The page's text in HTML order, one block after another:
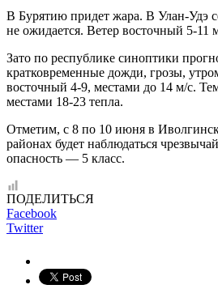
В Бурятию придет жара. В Улан-Удэ
не ожидается. Ветер восточный 5-11
Зато по республике синоптики
кратковременные дожди, грозы,
восточный 4-9, местами до 14 м/с.
местами 18-23 тепла.
Отметим, с 8 по 10 июня в
районах будет наблюдаться
опасность — 5 класс.
ПОДЕЛИТЬСЯ
Facebook
Twitter